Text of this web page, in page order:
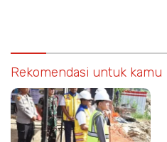
Rekomendasi untuk kamu